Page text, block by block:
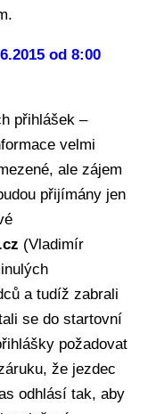
od 8:00
přihlášek –
velmi
ale zájem
přijímány jen
(Vladimír
a tudíž zabrali
se do startovní
požadovat
že jezdec
odhlásí tak, aby